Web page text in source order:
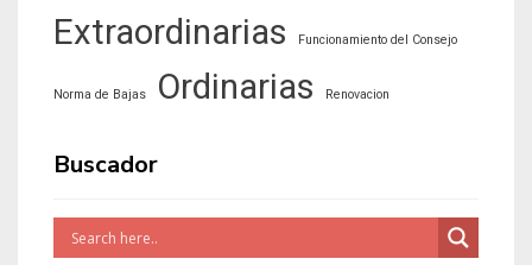
Extraordinarias
Funcionamiento del Consejo
Norma de Bajas Ordinarias Renovacion
Buscador